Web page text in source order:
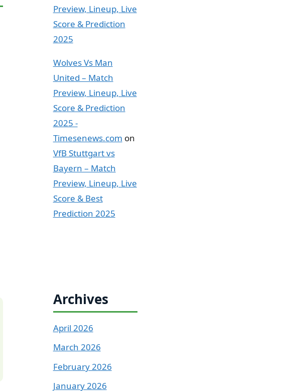
Preview, Lineup, Live
Score & Prediction
2025
Wolves Vs Man
United – Match
Preview, Lineup, Live
Score & Prediction
2025 -
Timesenews.com on
VfB Stuttgart vs
Bayern – Match
Preview, Lineup, Live
Score & Best
Prediction 2025
Archives
April 2026
March 2026
February 2026
January 2026